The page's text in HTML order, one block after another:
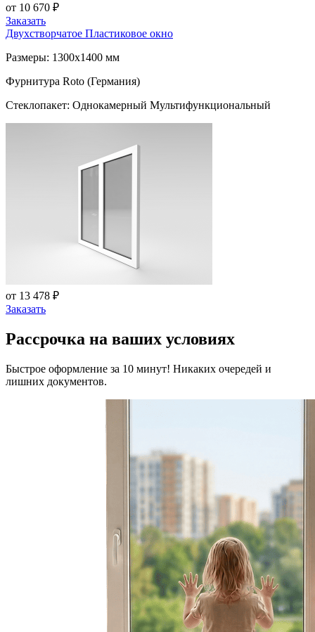
от 10 670 ₽
Заказать
Двухстворчатое Пластиковое окно
Размеры: 1300x1400 мм
Фурнитура Roto (Германия)
Стеклопакет: Однокамерный Мультифункциональный
от 13 478 ₽
Заказать
Рассрочка на ваших условиях
Быстрое оформление за 10 минут! Никаких очередей и
лишних документов.